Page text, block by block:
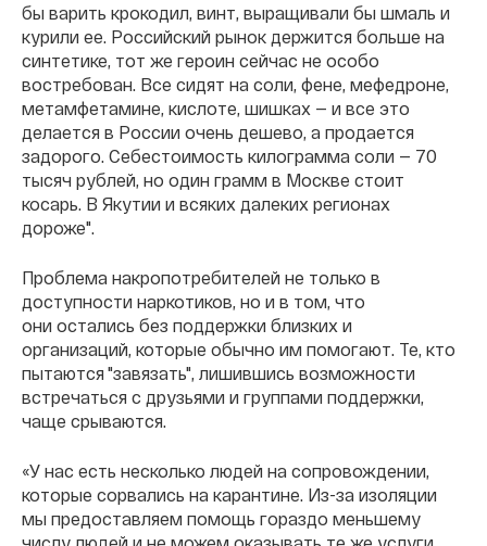
бы варить крокодил, винт, выращивали бы шмаль и
курили ее. Российский рынок держится больше на
синтетике, тот же героин сейчас не особо
востребован. Все сидят на соли, фене, мефедроне,
метамфетамине, кислоте, шишках — и все это
делается в России очень дешево, а продается
задорого. Себестоимость килограмма соли — 70
тысяч рублей, но один грамм в Москве стоит
косарь. В Якутии и всяких далеких регионах
дороже".
Проблема накропотребителей не только в
доступности наркотиков, но и в том, что
они остались без поддержки близких и
организаций, которые обычно им помогают. Те, кто
пытаются "завязать", лишившись возможности
встречаться с друзьями и группами поддержки,
чаще срываются.
«У нас есть несколько людей на сопровождении,
которые сорвались на карантине. Из-за изоляции
мы предоставляем помощь гораздо меньшему
числу людей и не можем оказывать те же услуги,